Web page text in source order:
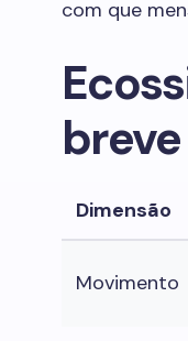
com que
Dimensão
Movimento